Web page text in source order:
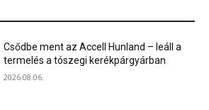
Csődbe ment az Accell Hunland – leáll a
termelés a tószegi kerékpárgyárban
2026.08.06.